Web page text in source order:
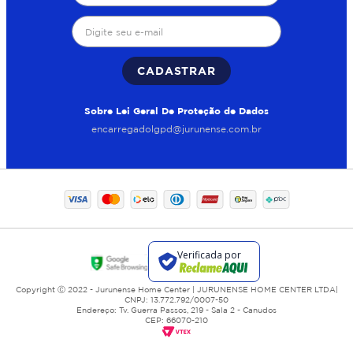
se torna essencial para manter o desempenho da rede
Motobomba periférica em
aplicações residenciais
A motobomba periférica é indicada para o transporte de
água limpa com boa pressão em distâncias menores. É
pequenos comércios.
Bomba submersa 1 cavalo
para captação em
profundidade
A bomba submersa 1 cavalo é utilizada em poços e
CADASTRAR
Sobre Lei Geral De Proteção de Dados
encarregadolgpd@jurunense.com.br
Copyright Ⓒ 2022 - Jurunense Home Center | JURUNENSE HOME CENTER LTDA|
CNPJ: 13.772.792/0007-50
Endereço: Tv. Guerra Passos, 219 - Sala 2 - Canudos
CEP: 66070-210